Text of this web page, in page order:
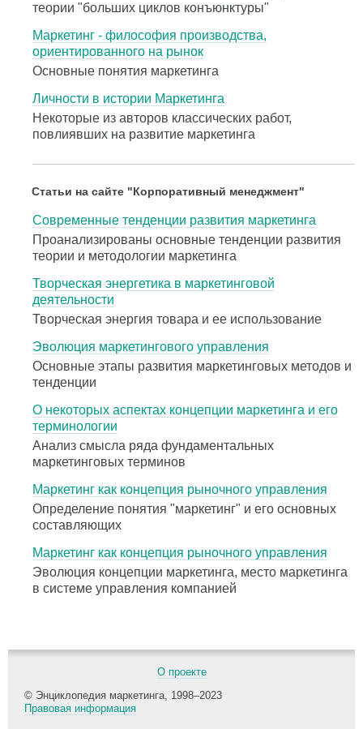
теории "больших циклов конъюнктуры"
Маркетинг - философия производства,
ориентированного на рынок
Основные понятия маркетинга
Личности в истории Маркетинга
Некоторые из авторов классических работ,
повлиявших на развитие маркетинга
Статьи на сайте "Корпоративный менеджмент"
Современные тенденции развития маркетинга
Проанализированы основные тенденции развития
теории и методологии маркетинга
Творческая энергетика в маркетинговой
деятельности
Творческая энергия товара и ее использование
Эволюция маркетингового управления
Основные этапы развития маркетинговых методов и
тенденции
О некоторых аспектах концепции маркетинга и его
терминологии
Анализ смысла ряда фундаментальных
маркетинговых терминов
Маркетинг как концепция рыночного управления
Определение понятия "маркетинг" и его основных
составляющих
Маркетинг как концепция рыночного управления
Эволюция концепции маркетинга, место маркетинга
в системе управления компанией
О проекте
© Энциклопедия маркетинга, 1998–2023
Правовая информация